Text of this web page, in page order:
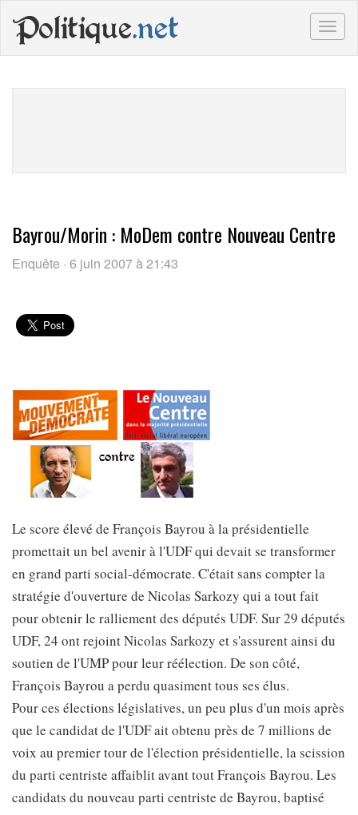
Politique.net
Bayrou/Morin : MoDem contre Nouveau Centre
Enquête · 6 juin 2007 à 21:43
Le score élevé de François Bayrou à la présidentielle
promettait un bel avenir à l'UDF qui devait se transformer
en grand parti social-démocrate. C'était sans compter la
stratégie d'ouverture de Nicolas Sarkozy qui a tout fait
pour obtenir le ralliement des députés UDF. Sur 29 députés
UDF, 24 ont rejoint Nicolas Sarkozy et s'assurent ainsi du
soutien de l'UMP pour leur réélection. De son côté,
François Bayrou a perdu quasiment tous ses élus.
Pour ces élections législatives, un peu plus d'un mois après
que le candidat de l'UDF ait obtenu près de 7 millions de
voix au premier tour de l'élection présidentielle, la scission
du parti centriste affaiblit avant tout François Bayrou. Les
candidats du nouveau parti centriste de Bayrou, baptisé